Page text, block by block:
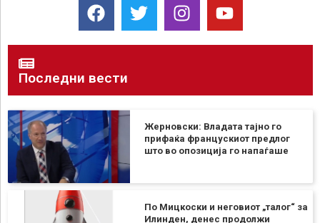
Последни вести
Жерновски: Владата тајно го
прифаќа францускиот предлог
што во опозиција го напаѓаше
По Мицкоски и неговиот „талог“ за
Илинден, денес продолжи